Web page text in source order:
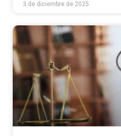
3 de diciembre de 2025